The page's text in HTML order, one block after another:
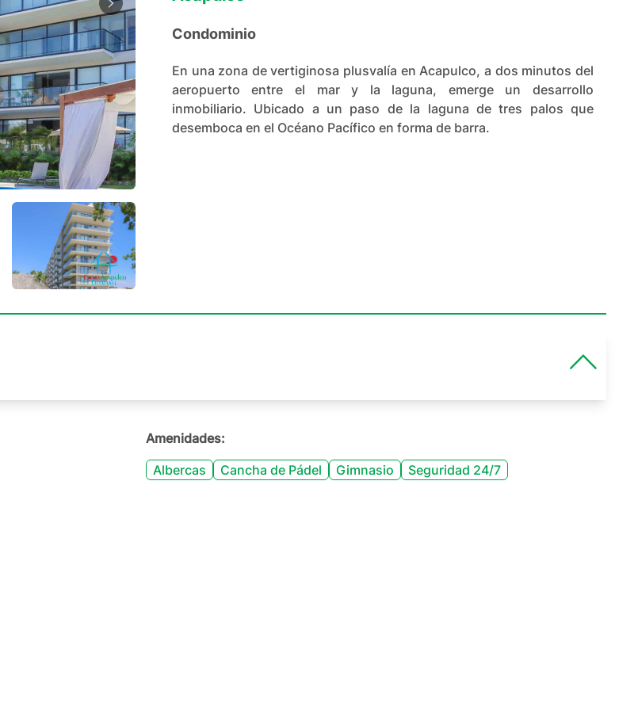
+25
Condominio
En una zona de vertiginosa plusvalía en Acapulco, a dos minutos del
aeropuerto entre el mar y la laguna, emerge un desarrollo
inmobiliario. Ubicado a un paso de la laguna de tres palos que
desemboca en el Océano Pacífico en forma de barra.
Amenidades:
Albercas
Cancha de Pádel Gimnasio Seguridad 24/7